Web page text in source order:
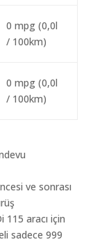
0 mpg (0,0l
/ 100km)
0 mpg (0,0l
/ 100km)
ve sonrası
115 aracı için
sadece 999